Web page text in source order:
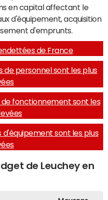
en capital affectant le
d'équipement, acquisition
d'emprunts.
de France
de personnel sont les plus
de fonctionnement sont les
d'équipement sont les plus
de Leuchey en